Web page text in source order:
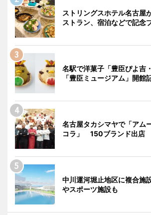
ストリングスホテル名古
ストラン、宿泊などで記念
名駅で洋菓子「豊臣ぴよ吉
「豊臣ミュージアム」開館
名古屋タカシマヤで「アム
コラ」 150ブランド出店
中川運河堀止地区に複合
やスポーツ施設も